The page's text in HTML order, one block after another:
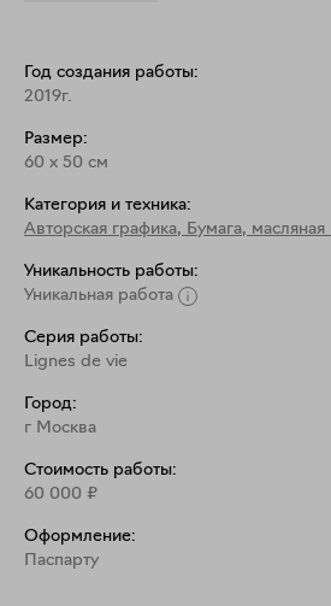
Год создания работы:
2019г.
Размер:
60 x 50 см
Категория и техника:
Авторская графика, Бумага, масляная
Уникальность работы:
Уникальная работа
Серия работы:
Lignes de vie
Город:
г Москва
Стоимость работы:
60 000 ₽
Оформление:
Паспарту